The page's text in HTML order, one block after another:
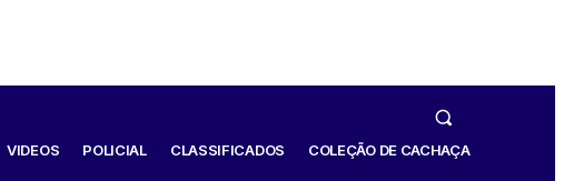
VIDEOS POLICIAL CLASSIFICADOS COLEÇÃO DE CACHAÇA